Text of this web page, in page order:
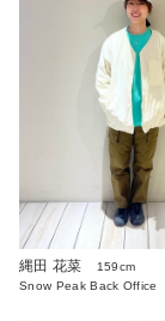
縄田 花菜
159cm
Snow Peak Back Office